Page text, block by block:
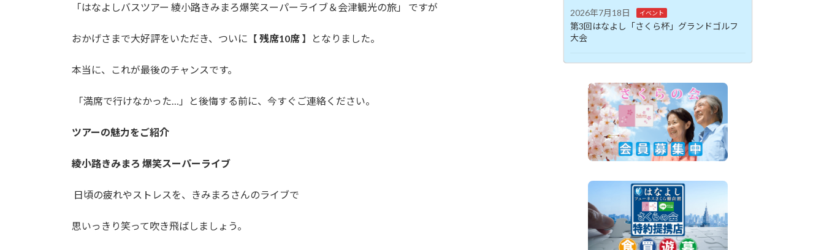
「はなよしバスツアー 綾小路きみまろ爆笑スーパーライブ＆会津観光の旅」 ですが
おかげさまで大好評をいただき、ついに【 残席10席 】となりました。
本当に、これが最後のチャンスです。
「満席で行けなかった…」と後悔する前に、今すぐご連絡ください。
ツアーの魅力をご紹介
綾小路きみまろ 爆笑スーパーライブ
日頃の疲れやストレスを、きみまろさんのライブで
思いっきり笑って吹き飛ばしましょう。
2026年7月18日 イベント
第3回はなよし「さくら杯」グランドゴルフ
大会